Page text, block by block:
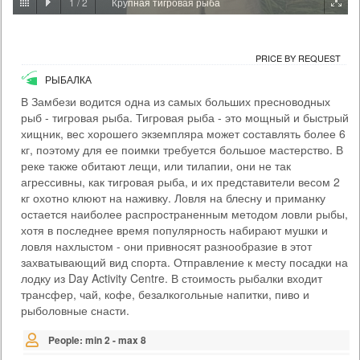
PRICE BY REQUEST
ЭКСКУРСИИ И РАЗВЛЕЧЕНИЯ
Когда позади вас водопад Виктория, а под мостом бурлит Замбези,
вы поймете, что этот банджи-джамп будет особенным. Здесь вы
совершите прыжок с высоты 111 метров (один из самых высоких в
мире). Прилив адреналина будет дикий, как река Замбези. Есть два
варианта банджи: соло или тандем с партнером. Мы встретимся в
Day Activity Centre в удобное для вас время (не забудьте взять
паспорт!), прогуляемс...
Time From: 07:00; 07:30; 08:00; 08:30... 17:00
Duration: 01h 00m
People: min 1 - max 35
Age: from 14
PRICE BY REQUEST
РЫБАЛКА
В Замбези водится одна из самых больших пресноводных
рыб - тигровая рыба. Тигровая рыба - это мощный и быстрый
хищник, вес хорошего экземпляра может составлять более 6
кг, поэтому для ее поимки требуется большое мастерство. В
реке также обитают лещи, или тилапии, они не так
агрессивны, как тигровая рыба, и их представители весом 2
кг охотно клюют на наживку. Ловля на блесну и приманку
остается наиболее распространенным методом ловли рыбы,
хотя в последнее время популярность набирают мушки и
ловля нахлыстом - они привносят разнообразие в этот
захватывающий вид спорта. Отправление к месту посадки на
лодку из Day Activity Centre. В стоимость рыбалки входит
трансфер, чай, кофе, безалкогольные напитки, пиво и
рыболовные снасти.
People: min 2 - max 8